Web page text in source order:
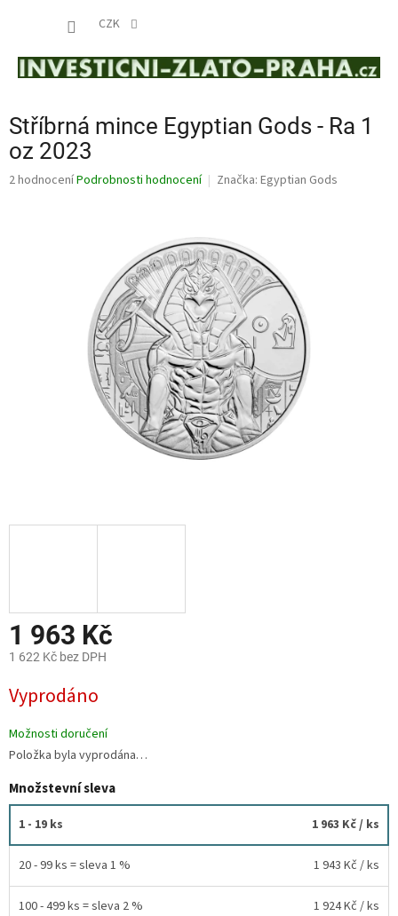
CZK
Stříbrná mince Egyptian Gods - Ra 1
oz 2023
Průměrné
2 hodnoceníPodrobnosti hodnocení Značka: Egyptian Gods
1 963 Kč
1 622 Kč bez DPH
cena:
Vyprodáno
Možnosti doručení
Položka byla vyprodána…
Množstevní sleva
1 - 19 ks 1 963 Kč/ ks
20 - 99 ks = sleva 1 % 1 943 Kč / ks
100 - 499 ks = sleva 2 % 1 924 Kč / ks